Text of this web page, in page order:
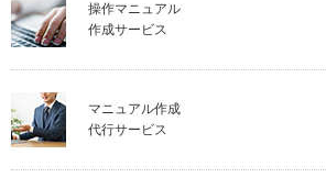
操作マニュアル
作成サービス
マニュアル作成
代行サービス